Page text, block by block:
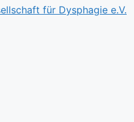
für Dysphagie e.V.